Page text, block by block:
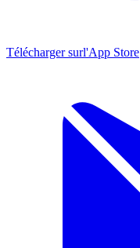
Télécharger surl'App Store